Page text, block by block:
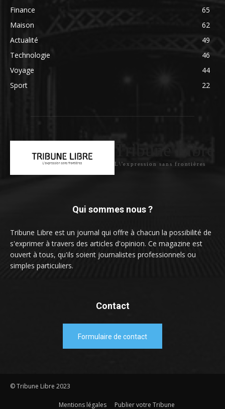
Finance
65
Maison
62
Actualité
49
Technologie
46
Voyage
44
Sport
22
Tribune Libre
L\'expression sans frontières
Qui sommes nous ?
Tribune Libre est un journal qui offre à chacun la possibilité de
s'exprimer à travers des articles d'opinion. Ce magazine est
ouvert à tous, qu'ils soient journalistes professionnels ou
simples particuliers.
Contact
Formulaire de contact
© Tribune Libre 2023
Mentions légales Publier votre Tribune